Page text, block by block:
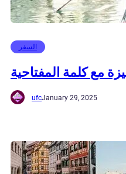
السفر
مع كلمة المفتاحية
ufcJanuary 29, 2025